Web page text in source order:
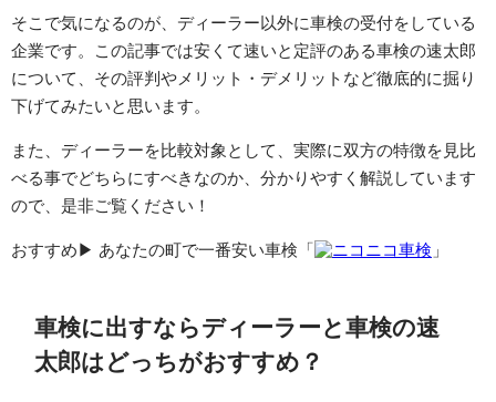
そこで気になるのが、ディーラー以外に車検の受付をしている
企業です。この記事では安くて速いと定評のある車検の速太郎
について、その評判やメリット・デメリットなど徹底的に掘り
下げてみたいと思います。
また、ディーラーを比較対象として、実際に双方の特徴を見比
べる事でどちらにすべきなのか、分かりやすく解説しています
ので、是非ご覧ください！
おすすめ▶︎ あなたの町で一番安い車検「 ニコニコ車検 」
車検に出すならディーラーと車検の速
太郎はどっちがおすすめ？